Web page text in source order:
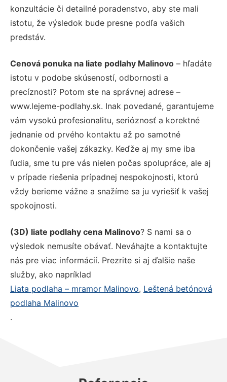
konzultácie či detailné poradenstvo, aby ste mali
istotu, že výsledok bude presne podľa vašich
predstáv.
Cenová ponuka na liate podlahy Malinovo – hľadáte
istotu v podobe skúseností, odbornosti a
precíznosti? Potom ste na správnej adrese –
www.lejeme-podlahy.sk. Inak povedané, garantujeme
vám vysokú profesionalitu, serióznosť a korektné
jednanie od prvého kontaktu až po samotné
dokončenie vašej zákazky. Keďže aj my sme iba
ľudia, sme tu pre vás nielen počas spolupráce, ale aj
v prípade riešenia prípadnej nespokojnosti, ktorú
vždy berieme vážne a snažíme sa ju vyriešiť k vašej
spokojnosti.
(3D) liate podlahy cena Malinovo? S nami sa o
výsledok nemusíte obávať. Neváhajte a kontaktujte
nás pre viac informácií. Prezrite si aj ďalšie naše
služby, ako napríklad
Liata podlaha – mramor Malinovo, Leštená betónová
podlaha Malinovo
.